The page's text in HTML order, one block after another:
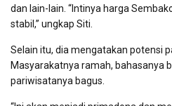
dan lain-lain. “Intinya harga
stabil,” ungkap Siti.
Selain itu, dia mengatakan potensi
Masyarakatnya ramah, bahasanya
pariwisatanya bagus.